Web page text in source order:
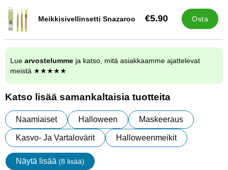
Meikkisivellinsetti Snazaroo
Tuote.nro 13517 €5.90 Osta
Lue arvostelumme ja katso, mitä asiakkaamme ajattelevat
meistä ★★★★★
Katso lisää samankaltaisia tuotteita
Naamiaiset Halloween Maskeeraus
Kasvo- Ja Vartalovärit Halloweenmeikit
Näytä lisää (8 lisää)
ominaisuudet